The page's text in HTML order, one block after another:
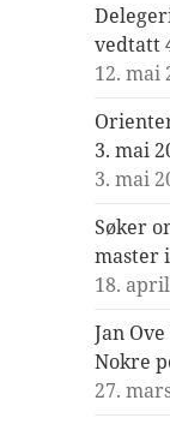
vedtatt
12. mai
3. mai
3. mai
Søker
master
18.
Jan
Nokre
27.